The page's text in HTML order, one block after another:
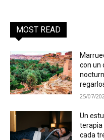
MOST READ
con un
25/07/
Un
terapia
cada